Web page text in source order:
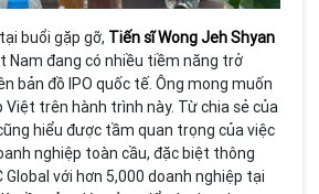
buổi gặp gỡ, Tiến sĩ Wong Jeh Shyan
Nam đang có nhiều tiềm năng trở
bản đồ IPO quốc tế. Ông mong muốn
trên hành trình này. Từ chia sẻ của
hiểu được tầm quan trọng của việc
nghiệp toàn cầu, đặc biệt thông
Global với hơn 5,000 doanh nghiệp tại